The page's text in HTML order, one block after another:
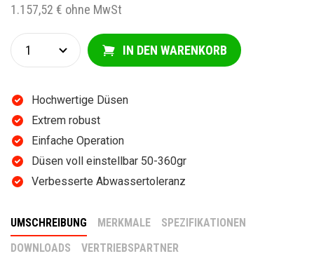
1.157,52 € ohne MwSt
IN DEN WARENKORB
Hochwertige Düsen
Extrem robust
Einfache Operation
Düsen voll einstellbar 50-360gr
Verbesserte Abwassertoleranz
UMSCHREIBUNG MERKMALE
SPEZIFIKATIONEN
DOWNLOADS
VERTRIEBSPARTNER